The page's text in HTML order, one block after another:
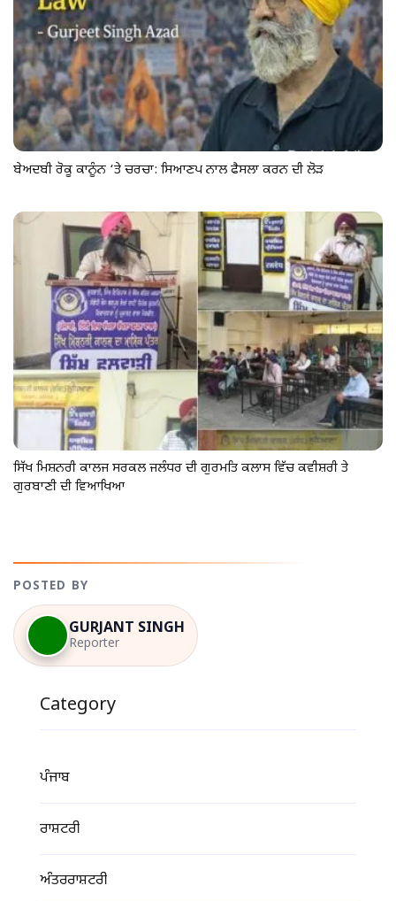
ਬੇਅਦਬੀ ਰੋਕੂ ਕਾਨੂੰਨ ‘ਤੇ ਚਰਚਾ: ਸਿਆਣਪ ਨਾਲ ਫੈਸਲਾ ਕਰਨ ਦੀ ਲੋੜ
ਸਿੱਖ ਮਿਸ਼ਨਰੀ ਕਾਲਜ ਸਰਕਲ ਜਲੰਧਰ ਦੀ ਗੁਰਮਤਿ ਕਲਾਸ ਵਿੱਚ ਕਵੀਸ਼ਰੀ ਤੇ
ਗੁਰਬਾਣੀ ਦੀ ਵਿਆਖਿਆ
POSTED BY
GURJANT SINGH
Reporter
Category
ਪੰਜਾਬ
ਰਾਸ਼ਟਰੀ
ਅੰਤਰਰਾਸ਼ਟਰੀ